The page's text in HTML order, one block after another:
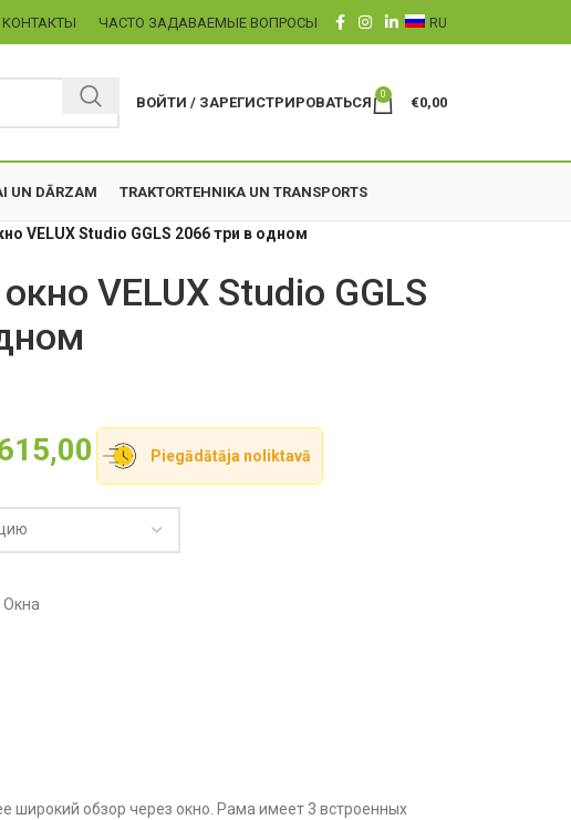
KОНТАКТЫ ЧАСТО ЗАДАВАЕМЫЕ ВОПРОСЫ RU
ВОЙТИ / ЗАРЕГИСТРИРОВАТЬСЯ
0
€0,00
UN DĀRZAM TRAKTORTEHNIKA UN TRANSPORTS
VELUX Studio GGLS 2066 три в одном
VELUX Studio GGLS
Piegādātāja noliktavā
Oкна
широкий обзор через окно. Рама имеет 3 встроенных